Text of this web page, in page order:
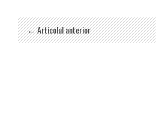
← Articolul anterior